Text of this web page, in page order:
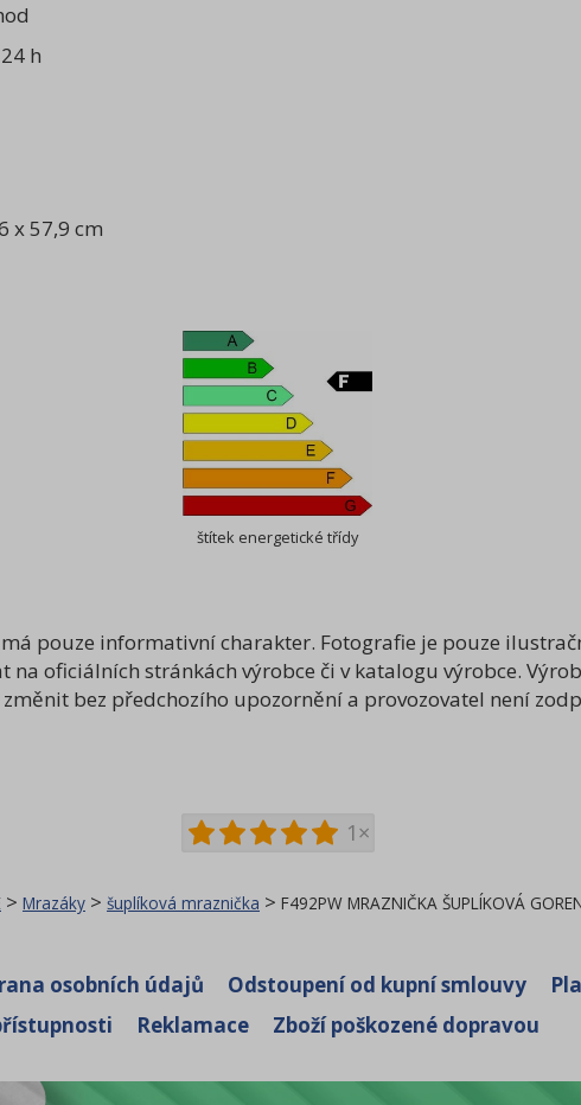
h
x 57,9 cm
štítek energetické třídy
pouze informativní charakter. Fotografie je pouze
na oficiálních stránkách výrobce či v katalogu výrobce.
bez předchozího upozornění a provozovatel není
1×
> Mrazáky > šuplíková mraznička > F492PW MRAZNIČKA ŠUPLÍKOVÁ
osobních údajů Odstoupení od kupní smlouvy
Reklamace Zboží poškozené dopravou